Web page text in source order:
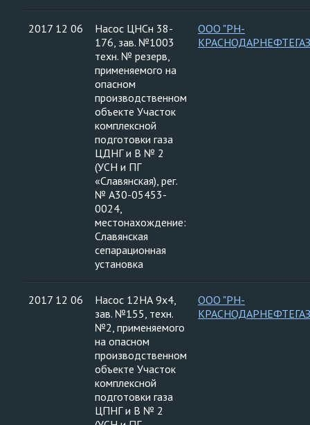
2017 12 06
Насос ЦНСн 38-
176, зав. №1003
техн. № резерв,
применяемого на
опасном
производственном
объекте Участок
комплексной
подготовки газа
ЦДНГ и В № 2
(УСН и ПГ
«Славянская), рег.
№ А30-05453-
0024,
местонахождение:
Славянская
сепарационная
установка
ООО "РН-
2017 12 06
Насос 12НА 9х4,
зав. №155, техн.
№2, применяемого
на опасном
производственном
объекте Участок
комплексной
подготовки газа
ЦПНГ и В № 2
ООО "РН-